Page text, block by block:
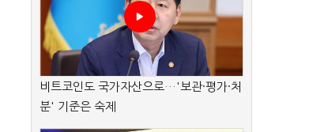
비트코인도 국가자산으로…'보관·평가·처
분' 기준은 숙제